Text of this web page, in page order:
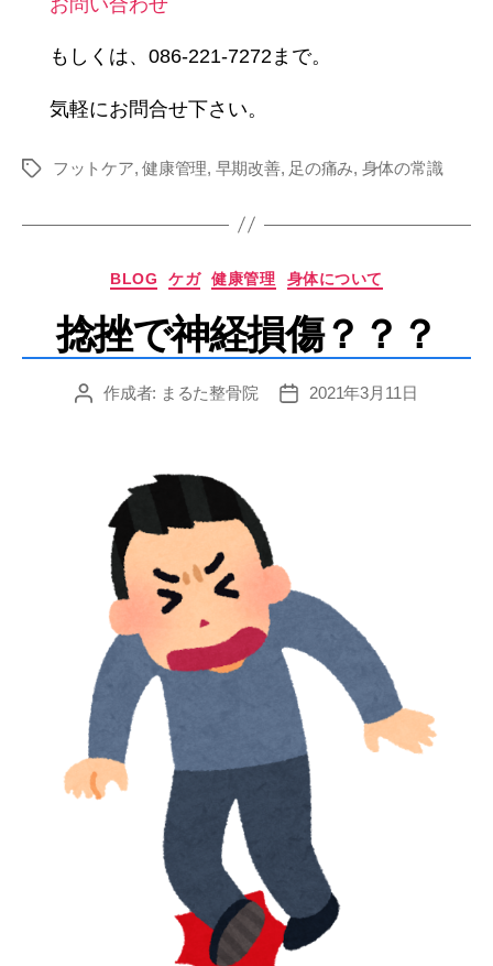
もしくは、086-221-7272まで。
気軽にお問合せ下さい。
タ
フットケア,健康管理, 早期改善, 足の痛み, 身体の常識
カ
ゴ
リ
BLOG ケガ 健康管理 身体について
捻挫で神経損傷？？？
投 作成者: まるた整骨院
投
2021年3月11日